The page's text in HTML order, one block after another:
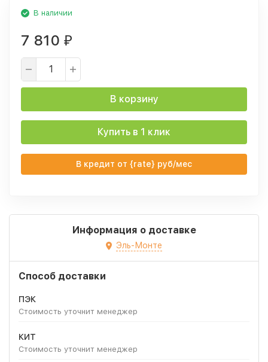
В наличии
7 810 ₽
В корзину
Купить в 1 клик
В кредит от {rate} руб/мес
Информация о доставке
Эль-Монте
Способ доставки
ПЭК
Стоимость уточнит менеджер
КИТ
Стоимость уточнит менеджер